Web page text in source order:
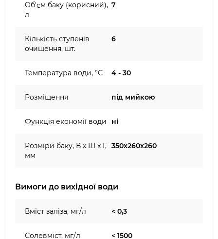
Об'єм баку (корисний),
л
7
Кількість ступенів
очищення, шт.
6
Температура води, °С 4 - 30
Розміщення під мийкою
Функція економії води ні
Розміри баку, В х Ш х Г,
мм
350х260х260
Вимоги до вихідної води
Вміст заліза, мг/л < 0,3
Солевміст, мг/л < 1500